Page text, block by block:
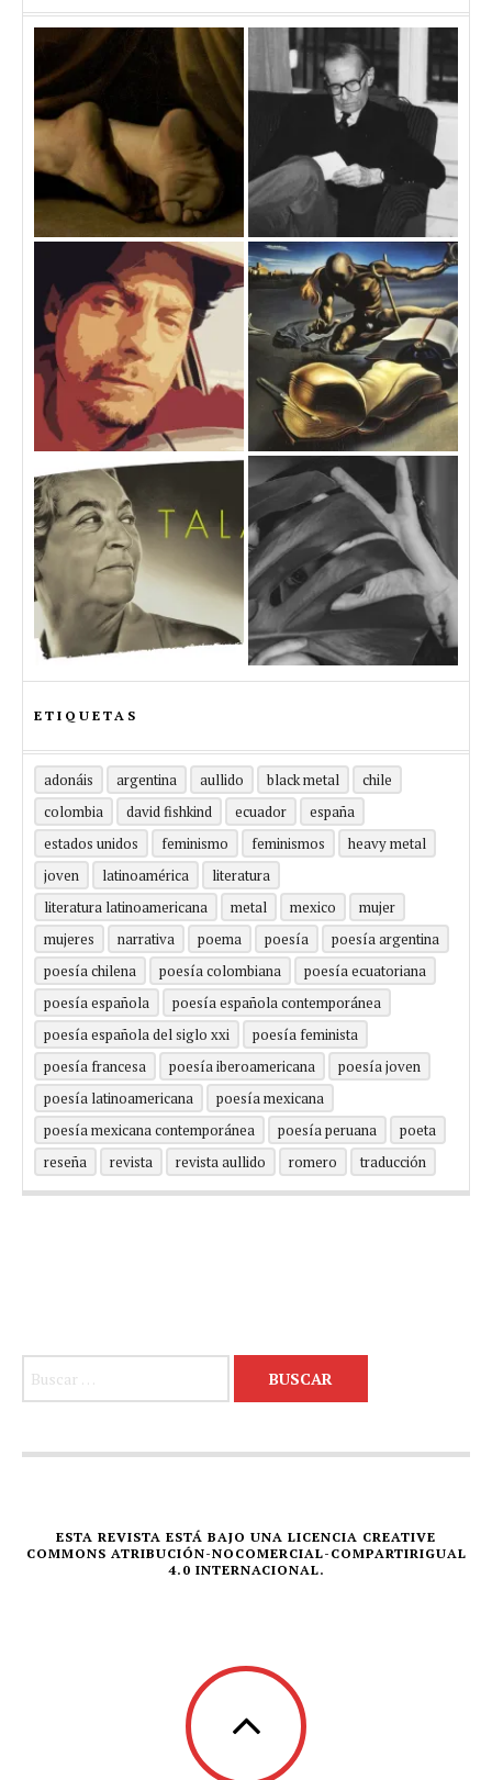
ETIQUETAS
adonáis argentina aullido black metal
chile
colombia
david fishkind ecuador
españa
estados unidos
feminismo feminismos
heavy metal
joven
latinoamérica
literatura
literatura latinoamericana
metal mexico
mujer
mujeres
narrativa poema poesía
poesía argentina
poesía chilena
poesía colombiana
poesía ecuatoriana
poesía española
poesía española contemporánea
poesía española del siglo xxi
poesía feminista
poesía francesa
poesía iberoamericana
poesía joven
poesía latinoamericana
poesía mexicana
poesía mexicana contemporánea
poesía peruana
poeta
reseña
revista revista aullido romero traducción
ESTA REVISTA ESTÁ BAJO UNA LICENCIA CREATIVE
COMMONS ATRIBUCIÓN-NOCOMERCIAL-COMPARTIRIGUAL
4.0 INTERNACIONAL.